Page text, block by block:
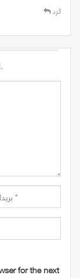
الرد
لن يتم نشر عنوان بريدك الإلكتروني.
for the next